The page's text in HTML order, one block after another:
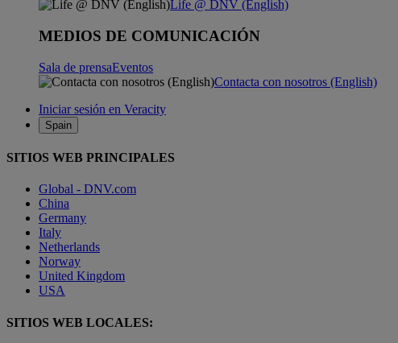
Life @ DNV (English)
MEDIOS DE COMUNICACIÓN
Sala de prensaEventos
Contacta con nosotros (English)
Iniciar sesión en Veracity
Spain
SITIOS WEB PRINCIPALES
Global - DNV.com
China
Germany
Italy
Netherlands
Norway
United Kingdom
USA
SITIOS WEB LOCALES: